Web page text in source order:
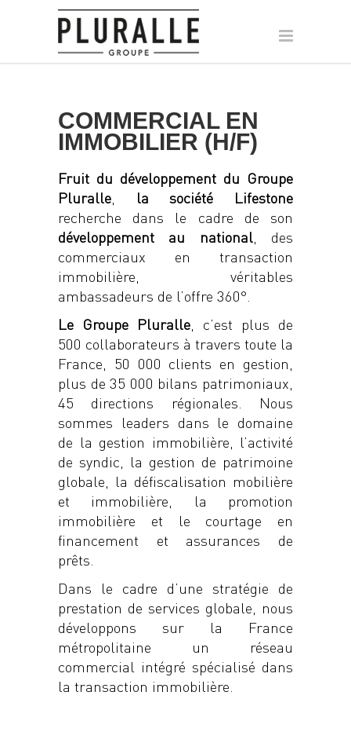
COMMERCIAL EN
IMMOBILIER (H/F)
Fruit du développement du Groupe
Pluralle, la société Lifestone
recherche dans le cadre de son
développement au national, des
commerciaux en transaction
immobilière, véritables
ambassadeurs de l’offre 360°.
Le Groupe Pluralle, c’est plus de
500 collaborateurs à travers toute la
France, 50 000 clients en gestion,
plus de 35 000 bilans patrimoniaux,
45 directions régionales. Nous
sommes leaders dans le domaine
de la gestion immobilière, l’activité
de syndic, la gestion de patrimoine
globale, la défiscalisation mobilière
et immobilière, la promotion
immobilière et le courtage en
financement et assurances de
prêts.
Dans le cadre d’une stratégie de
prestation de services globale, nous
développons sur la France
métropolitaine un réseau
commercial intégré spécialisé dans
la transaction immobilière.